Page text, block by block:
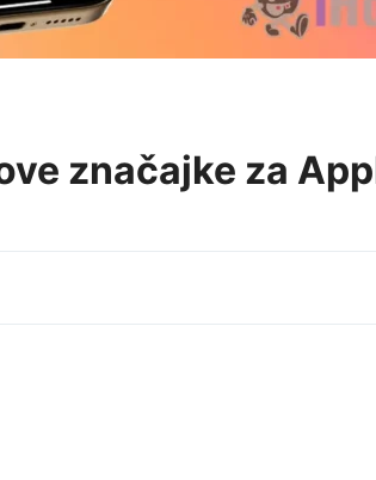
značajke za